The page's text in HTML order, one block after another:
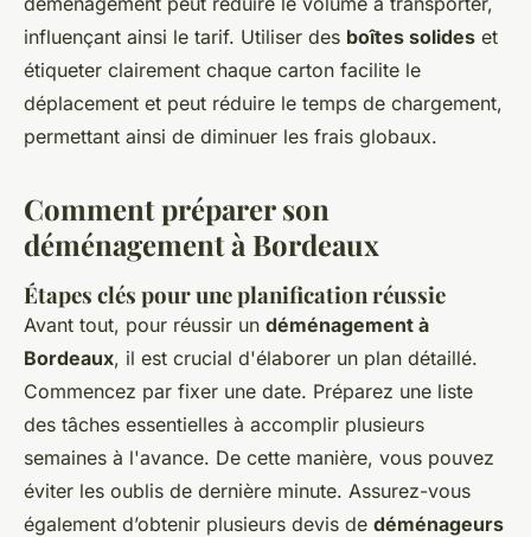
influençant ainsi le tarif. Utiliser des boîtes solides et
étiqueter clairement chaque carton facilite le
déplacement et peut réduire le temps de chargement,
permettant ainsi de diminuer les frais globaux.
Comment préparer son
déménagement à Bordeaux
Étapes clés pour une planification réussie
Avant tout, pour réussir un déménagement à
Bordeaux, il est crucial d'élaborer un plan détaillé.
Commencez par fixer une date. Préparez une liste
des tâches essentielles à accomplir plusieurs
semaines à l'avance. De cette manière, vous pouvez
éviter les oublis de dernière minute. Assurez-vous
également d’obtenir plusieurs devis de déménageurs